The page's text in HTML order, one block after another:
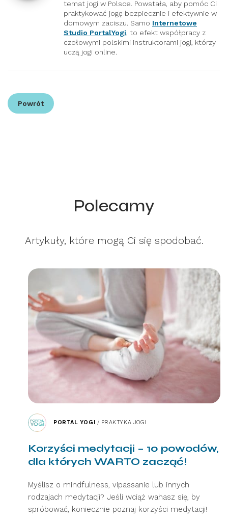
temat jogi w Polsce. Powstała, aby pomóc Ci
praktykować jogę bezpiecznie i efektywnie w
domowym zaciszu. Samo Internetowe
Studio PortalYogi, to efekt współpracy z
czołowymi polskimi instruktorami jogi, którzy
uczą jogi online.
Powrót
Polecamy
Artykuły, które mogą Ci się spodobać.
PORTAL YOGI / PRAKTYKA JOGI
Korzyści medytacji – 10 powodów,
dla których WARTO zacząć!
Myślisz o mindfulness, vipassanie lub innych
rodzajach medytacji? Jeśli wciąż wahasz się, by
spróbować, koniecznie poznaj korzyści medytacji!